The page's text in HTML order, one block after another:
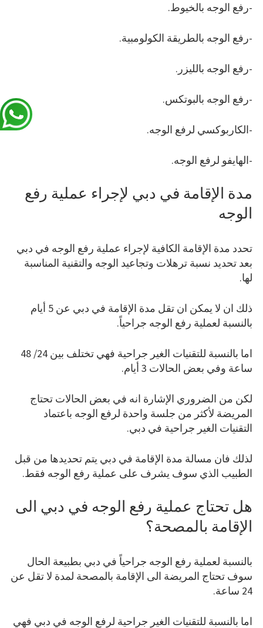
-رفع الوجه بالخيوط.
-رفع الوجه بالطريقة الكولومبية.
-رفع الوجه بالليزر.
-رفع الوجه بالبوتكس.
-الكاربوكسي لرفع الوجه.
-الهايفو لرفع الوجه.
مدة الإقامة في دبي لإجراء عملية رفع
الوجه
تحدد مدة الإقامة الكافية لإجراء عملية رفع الوجه في دبي
بعد تحديد نسبة ترهلات وتجاعيد الوجه والتقنية المناسبة
لها.
ذلك ان لا يمكن ان تقل مدة الإقامة في دبي عن 5 أيام
بالنسبة لعملية رفع الوجه جراحياً.
اما بالنسبة للتقنيات الغير جراحية فهي تختلف بين 24/ 48
ساعة وفي بعض الحالات 3 أيام.
لكن من الضروري الإشارة انه في بعض الحالات تحتاج
المريضة لأكثر من جلسة واحدة لرفع الوجه باعتماد
التقنيات الغير جراحية في دبي.
لذلك فان مسالة مدة الإقامة في دبي يتم تحديدها من قبل
الطبيب الذي سوف يشرف على عملية رفع الوجه فقط.
هل تحتاج عملية رفع الوجه في دبي الى
الإقامة بالمصحة؟
بالنسبة لعملية رفع الوجه جراحياً في دبي بطبيعة الحال
سوف تحتاج المريضة الى الإقامة بالمصحة لمدة لا تقل عن
24 ساعة.
اما بالنسبة للتقنيات الغير جراحية لرفع الوجه في دبي فهي